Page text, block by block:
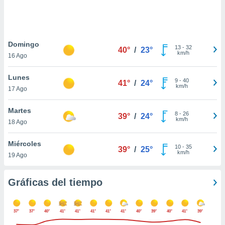
únicos
similares
como
sitio
de
posible
en
a lo que
Para
su
Domingo
16 Ago
40° / 23° 13- 32
km/h
Lunes
17 Ago
41° / 24° 9- 40
km/h
Martes
18 Ago
39° / 24° 8- 26
km/h
Miércoles
19 Ago
39° / 25° 10- 35
km/h
Gráficas del tiempo
37° 37° 40° 41° 41° 41° 41° 41° 40° 39° 40° 41° 39°